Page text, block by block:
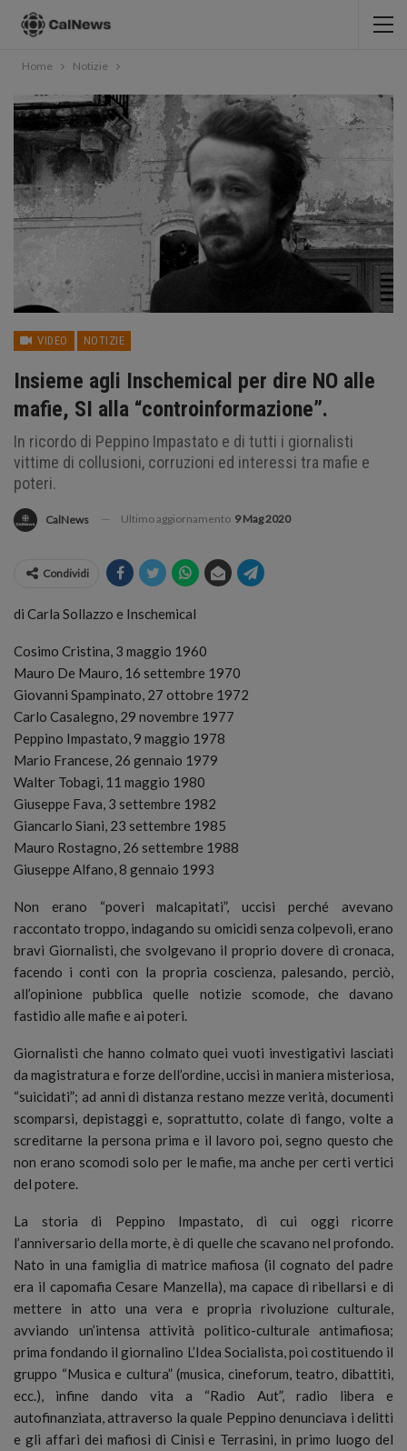
Home Notizie
VIDEO NOTIZIE
Insieme agli Inschemical per dire NO alle
mafie, SI alla “controinformazione”.
In ricordo di Peppino Impastato e di tutti i giornalisti
vittime di collusioni, corruzioni ed interessi tra mafie e
poteri.
CalNews Ultimo aggiornamento 9 Mag 2020
Condividi
di Carla Sollazzo e Inschemical
Cosimo Cristina, 3 maggio 1960
Mauro De Mauro, 16 settembre 1970
Giovanni Spampinato, 27 ottobre 1972
Carlo Casalegno, 29 novembre 1977
Peppino Impastato, 9 maggio 1978
Mario Francese, 26 gennaio 1979
Walter Tobagi, 11 maggio 1980
Giuseppe Fava, 3 settembre 1982
Giancarlo Siani, 23 settembre 1985
Mauro Rostagno, 26 settembre 1988
Giuseppe Alfano, 8 gennaio 1993
Non erano “poveri malcapitati”, uccisi perché avevano
raccontato troppo, indagando su omicidi senza colpevoli, erano
bravi Giornalisti, che svolgevano il proprio dovere di cronaca,
facendo i conti con la propria coscienza, palesando, perciò,
all’opinione pubblica quelle notizie scomode, che davano
fastidio alle mafie e ai poteri.
Giornalisti che hanno colmato quei vuoti investigativi lasciati
da magistratura e forze dell’ordine, uccisi in maniera misteriosa,
“suicidati”; ad anni di distanza restano mezze verità, documenti
scomparsi, depistaggi e, soprattutto, colate di fango, volte a
screditarne la persona prima e il lavoro poi, segno questo che
non erano scomodi solo per le mafie, ma anche per certi vertici
del potere.
La storia di Peppino Impastato, di cui oggi ricorre
l’anniversario della morte, è di quelle che scavano nel profondo.
Nato in una famiglia di matrice mafiosa (il cognato del padre
era il capomafia Cesare Manzella), ma capace di ribellarsi e di
mettere in atto una vera e propria rivoluzione culturale,
avviando un’intensa attività politico-culturale antimafiosa;
prima fondando il giornalino L’Idea Socialista, poi costituendo il
gruppo “Musica e cultura” (musica, cineforum, teatro, dibattiti,
ecc.), infine dando vita a “Radio Aut”, radio libera e
autofinanziata, attraverso la quale Peppino denunciava i delitti
e gli affari dei mafiosi di Cinisi e Terrasini, in primo luogo del